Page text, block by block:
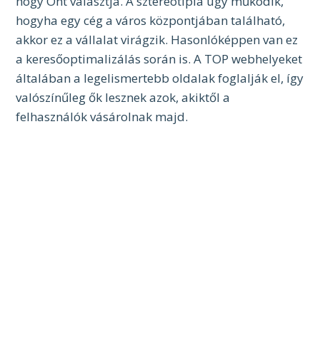
hogyha egy cég a város központjában található,
akkor ez a vállalat virágzik. Hasonlóképpen van ez
a keresőoptimalizálás során is. A TOP webhelyeket
általában a legelismertebb oldalak foglalják el, így
valószínűleg ők lesznek azok, akiktől a
felhasználók vásárolnak majd.